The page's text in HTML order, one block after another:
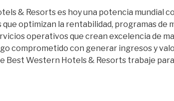
& Resorts es hoy una potencia mundial
optimizan la rentabilidad, programas de
operativos que crean excelencia de
comprometido con generar ingresos y
Best Western Hotels & Resorts trabaje